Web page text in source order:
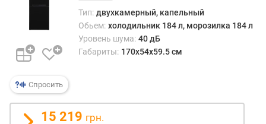
о
о
з
и
ь
н
о
й
Спросить
Тип: двухкамерный, капельный
Обьем: холодильник 184 л, морозилка 184 л
Уровень шума: 40 дБ
Габариты: 170х54x59.5 см
15 219 грн.